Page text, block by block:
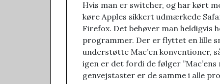
Hvis man er switcher, og har kørt
køre Apples sikkert udmærkede
Firefox. Det behøver man heldigvis
programmer. Der er flyttet en lille
understøtte Mac’en konventioner,
igen er det fordi de følger
genvejstaster er de samme i alle